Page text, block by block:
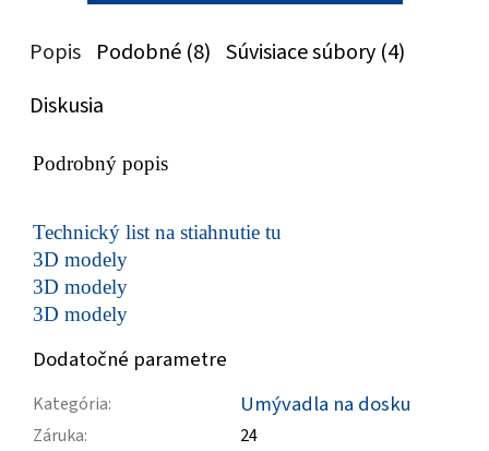
Popis Podobné (8) Súvisiace súbory (4)
Diskusia
Podrobný popis
Technický list na stiahnutie tu
3D modely
3D modely
3D modely
Dodatočné parametre
Kategória: Umývadla na dosku
Záruka:
24